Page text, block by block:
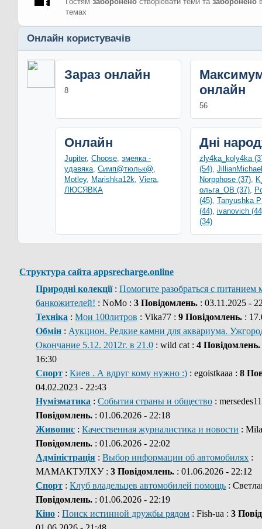
темах
Онлайн користувачів
Зараз онлайн
8
онлайн
56
Онлайн
Jupiter,Choose,змеяка -
удавяка,Симп@тюльк@,
Motley, Marishka12k,Viera,
ЛЮСЯВКА
Дні
zly4ka_koly4ka
(54),
Norpphose (37),
ольга_ОВ (37),
(45), Tanyushka
(44), ivanovich
(34)
Структура сайта appsrecharge.online
Природні колекції:Помогите разобраться с питанием
банкожителей! : NoMo :3 Повідомлень. : 03.11.2025 -
Техніка :Мои 100литров : Vika77 :9 Повідомлень. :
Обмін : Аукцион. Редкие камни для аквариума.
Окончание 5.12. 2012г. в 21.0 : wild cat :4 Повідомлень.
16:30
Спорт :Киев . А вдруг кому нужно :) : egoistkaaa :8
04.02.2023 - 22:43
Нумізматика :События страны и общество :
Повідомлень. : 01.06.2026 - 22:18
Живопис :Качественная журналистика и новости :
Повідомлень. : 01.06.2026 - 22:02
Адміністрація :Выбор информации об автомобилях :
МАМАКТУЛХУ :3 Повідомлень. : 01.06.2026 - 22:12
Спорт :Клуб владельцев автомобилей помощь :
Повідомлень. : 01.06.2026 - 22:19
Кіно :Поиск истинной дружбы рядом : Fish-ua :3